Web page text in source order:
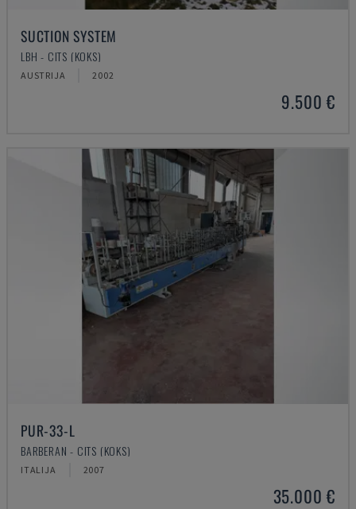
SUCTION SYSTEM
LBH - CITS (KOKS)
AUSTRIJA 2002
9.500 €
PUR-33-L
BARBERAN - CITS (KOKS)
ITALIJA 2007
35.000 €